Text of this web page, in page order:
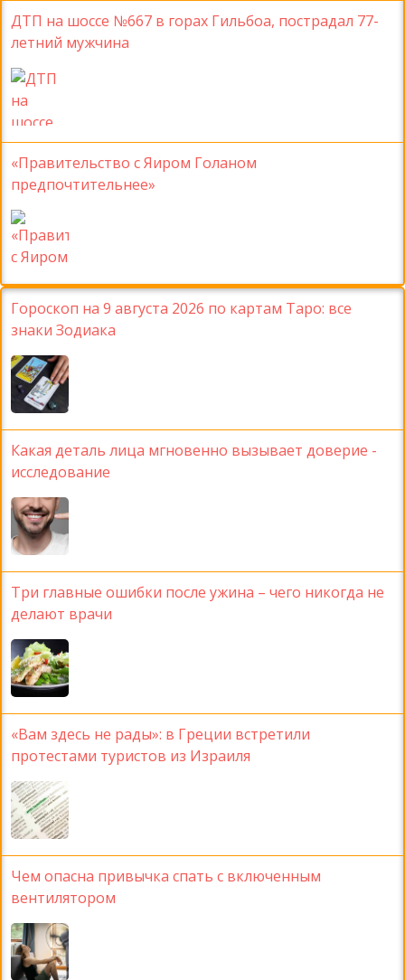
ДТП на шоссе №667 в горах Гильбоа, пострадал 77-
летний мужчина
«Правительство с Яиром Голаном
предпочтительнее»
Гороскоп на 9 августа 2026 по картам Таро: все
знаки Зодиака
Какая деталь лица мгновенно вызывает доверие -
исследование
Три главные ошибки после ужина – чего никогда не
делают врачи
«Вам здесь не рады»: в Греции встретили
протестами туристов из Израиля
Чем опасна привычка спать с включенным
вентилятором